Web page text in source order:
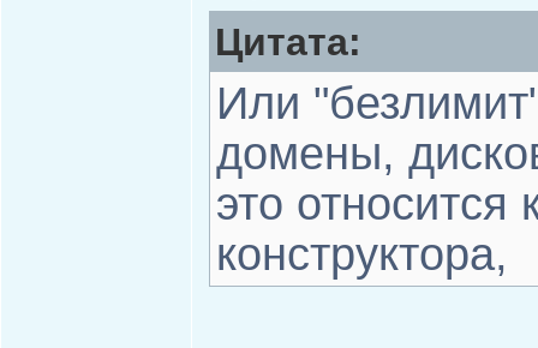
Цитата:
Или
домены,
это относится
конструктора,